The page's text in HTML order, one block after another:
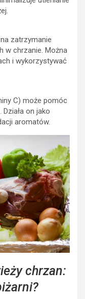
zatrzymanie
w chrzanie. Można
i wykorzystywać
C) może pomóc
on jako
aromatów.
chrzan: